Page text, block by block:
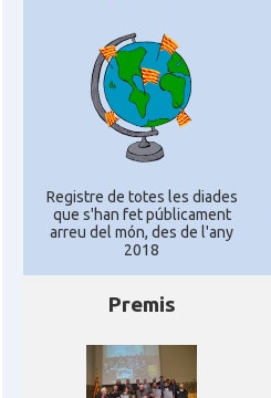
Registre de totes les diades
que s'han fet públicament
arreu del món, des de l'any
2018
Premis